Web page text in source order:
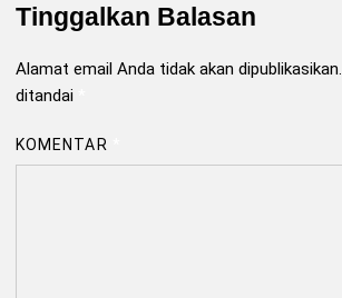
Tinggalkan Balasan
Alamat email Anda tidak akan dipublikasikan.
ditandai
KOMENTAR